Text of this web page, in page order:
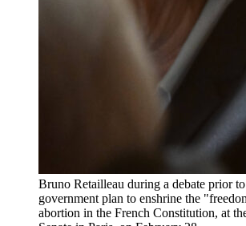
Bruno Retailleau during a debate prior
government plan to enshrine the
abortion in the French Constitution, at